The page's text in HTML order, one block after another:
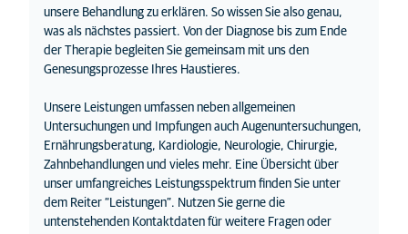
unsere Behandlung zu erklären. So wissen Sie also genau,
was als nächstes passiert. Von der Diagnose bis zum Ende
der Therapie begleiten Sie gemeinsam mit uns den
Genesungsprozesse Ihres Haustieres.
Unsere Leistungen umfassen neben allgemeinen
Untersuchungen und Impfungen auch Augenuntersuchungen,
Ernährungsberatung, Kardiologie, Neurologie, Chirurgie,
Zahnbehandlungen und vieles mehr. Eine Übersicht über
unser umfangreiches Leistungsspektrum finden Sie unter
dem Reiter “Leistungen”. Nutzen Sie gerne die
untenstehenden Kontaktdaten für weitere Fragen oder